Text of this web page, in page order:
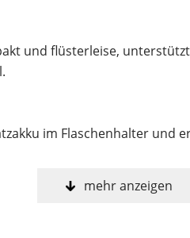
und flüsterleise,
im Flaschenhalter und
mit einer etwas
mehr anzeigen